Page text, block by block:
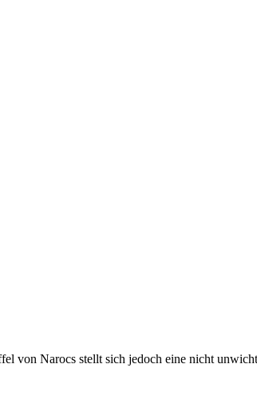
von Narocs stellt sich jedoch eine nicht